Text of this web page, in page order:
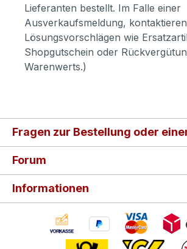
Lieferanten bestellt. Im Falle einer
Ausverkaufsmeldung,
Lösungsvorschlägen wie
Shopgutschein oder
Warenwerts.)
Fragen zur Bestellung oder
Forum
Informationen